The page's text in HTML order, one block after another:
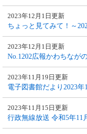
ちょっと見てみて！～
2023年12月1日更新
No.1202広報かわちなが
2023年12月1日更新
電子図書館だより2023年
2023年11月19日更新
行政無線放送 令和5年11
2023年11月15日更新